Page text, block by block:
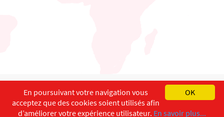
English Français
Copyright ©ISEC-AdW Aspects légaux
OK
En poursuivant votre navigation vous
acceptez que des cookies soient utilisés afin
d’améliorer votre expérience utilisateur. En savoir plus...